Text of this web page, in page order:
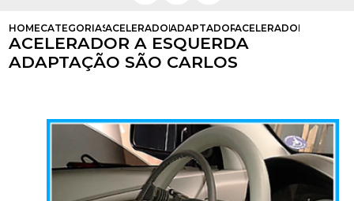
HOMECATEGORIASACELERADORES A ESQUERDA
ADAPTADOR DE ACELERADOR A
ACELERADOR A
ACELERADOR A ESQUERDA
ADAPTAÇÃO SÃO CARLOS